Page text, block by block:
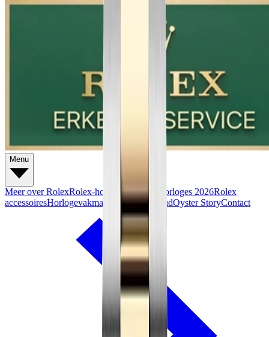
Menu
Meer over RolexRolex-horlogesNieuwe horloges 2026Rolex
accessoiresHorlogevakmanschapOnderhoudOyster StoryContact